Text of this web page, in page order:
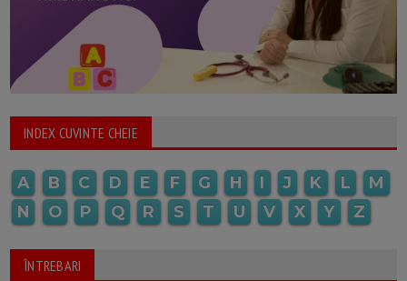
INDEX CUVINTE CHEIE
A B C D E F G H I J K L
M
N
O P Q R S T U V X Y Z
ÎNTREBARI